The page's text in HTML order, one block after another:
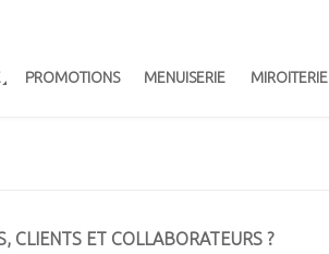
PROMOTIONS MENUISERIE MIROITERIE
CLIENTS ET COLLABORATEURS ?